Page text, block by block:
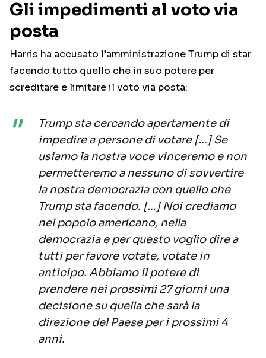
Gli impedimenti al voto via
posta
Harris ha accusato l’amministrazione Trump di star
facendo tutto quello che in suo potere per
screditare e limitare il voto via posta:
Trump sta cercando apertamente di
impedire a persone di votare […] Se
usiamo la nostra voce vinceremo e non
permetteremo a nessuno di sovvertire
la nostra democrazia con quello che
Trump sta facendo. […] Noi crediamo
nel popolo americano, nella
democrazia e per questo voglio dire a
tutti per favore votate, votate in
anticipo. Abbiamo il potere di
prendere nei prossimi 27 giorni una
decisione su quella che sarà la
direzione del Paese per i prossimi 4
anni.